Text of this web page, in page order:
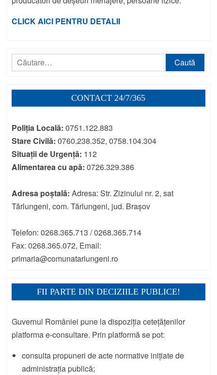
CLICK AICI PENTRU DETALII
Caută
după:
CONTACT 24/7/365
Poliția Locală: 0751.122.883
Stare Civilă: 0760.238.352, 0758.104.304
Situații de Urgență: 112
Alimentarea cu apă: 0726.329.386
Adresa poștală: Adresa: Str. Zizinului nr. 2, sat
Tărlungeni, com. Tărlungeni, jud. Brașov
Telefon: 0268.365.713 / 0268.365.714
Fax: 0268.365.072, Email:
primaria@comunatarlungeni.ro
FII PARTE DIN DECIZIILE PUBLICE!
Guvernul României pune la dispoziția cetețățenilor
platforma e-consultare. Prin platformă se pot:
consulta propuneri de acte normative inițiate de
administrația publică;